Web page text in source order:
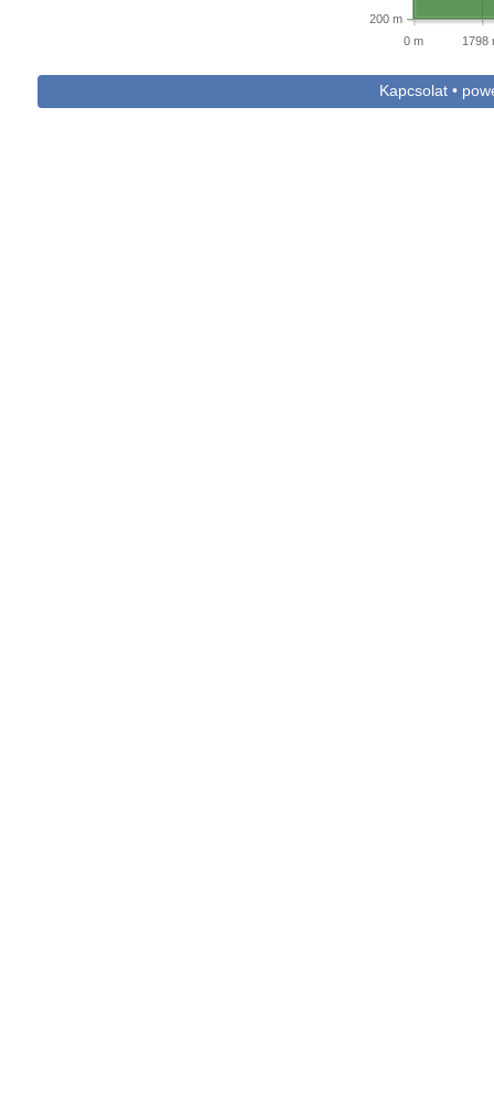
0 m 1798
200 m
Kapcsolat •